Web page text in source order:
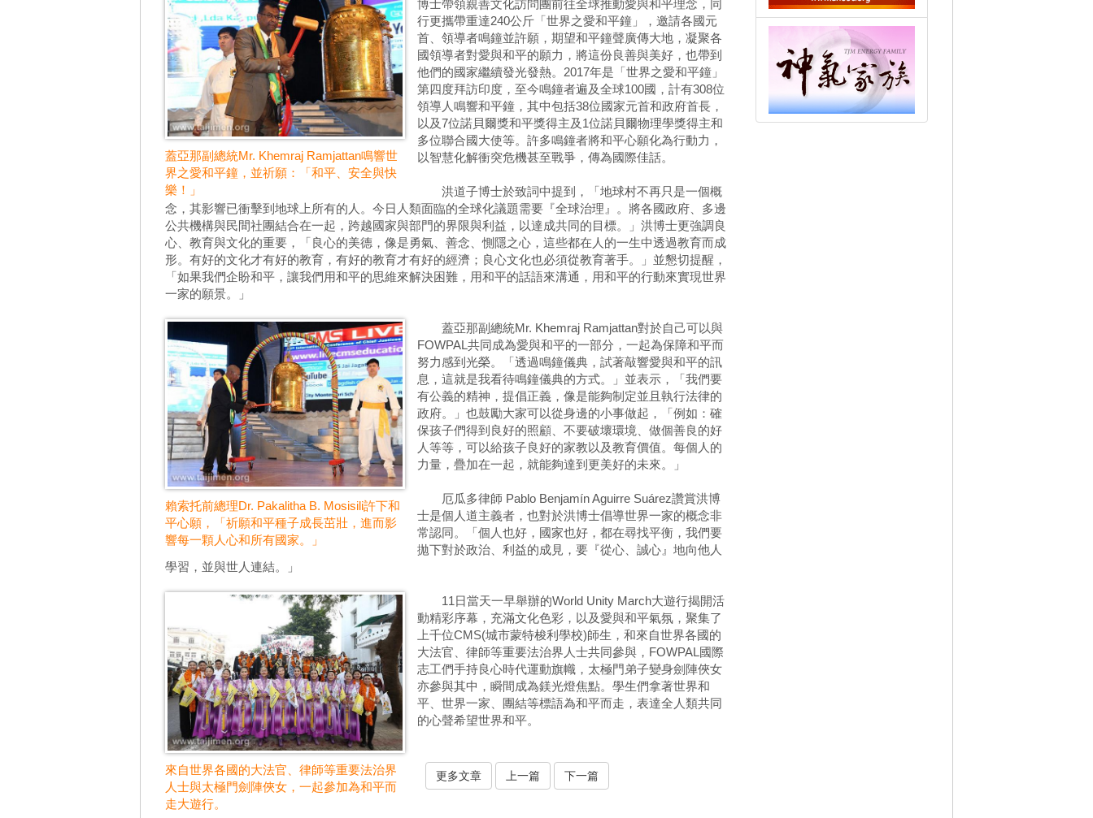
蓋亞那副總統Mr. Khemraj Ramjattan鳴響世
界之愛和平鐘，並祈願：「和平、安全與快
樂！」
博士帶領親善文化訪問團前往全球推動愛與和平理念，同
行更攜帶重達240公斤「世界之愛和平鐘」，邀請各國元
首、領導者鳴鐘並許願，期望和平鐘聲廣傳大地，凝聚各
國領導者對愛與和平的願力，將這份良善與美好，也帶到
他們的國家繼續發光發熱。2017年是「世界之愛和平鐘」
第四度拜訪印度，至今鳴鐘者遍及全球100國，計有308位
領導人鳴響和平鐘，其中包括38位國家元首和政府首長，
以及7位諾貝爾獎和平獎得主及1位諾貝爾物理學獎得主和
多位聯合國大使等。許多鳴鐘者將和平心願化為行動力，
以智慧化解衝突危機甚至戰爭，傳為國際佳話。
洪道子博士於致詞中提到，「地球村不再只是一個概
念，其影響已衝擊到地球上所有的人。今日人類面臨的全球化議題需要『全球治理』。將各國政府、多邊
公共機構與民間社團結合在一起，跨越國家與部門的界限與利益，以達成共同的目標。」洪博士更強調良
心、教育與文化的重要，「良心的美德，像是勇氣、善念、惻隱之心，這些都在人的一生中透過教育而成
形。有好的文化才有好的教育，有好的教育才有好的經濟；良心文化也必須從教育著手。」並懇切提醒，
「如果我們企盼和平，讓我們用和平的思維來解決困難，用和平的話語來溝通，用和平的行動來實現世界
一家的願景。」
賴索托前總理Dr. Pakalitha B. Mosisili許下和
平心願，「祈願和平種子成長茁壯，進而影
響每一顆人心和所有國家。」
蓋亞那副總統Mr. Khemraj Ramjattan對於自己可以與
FOWPAL共同成為愛與和平的一部分，一起為保障和平而
努力感到光榮。「透過鳴鐘儀典，試著敲響愛與和平的訊
息，這就是我看待鳴鐘儀典的方式。」並表示，「我們要
有公義的精神，提倡正義，像是能夠制定並且執行法律的
政府。」也鼓勵大家可以從身邊的小事做起，「例如：確
保孩子們得到良好的照顧、不要破壞環境、做個善良的好
人等等，可以給孩子良好的家教以及教育價值。每個人的
力量，疊加在一起，就能夠達到更美好的未來。」
厄瓜多律師 Pablo Benjamín Aguirre Suárez讚賞洪博
士是個人道主義者，也對於洪博士倡導世界一家的概念非
常認同。「個人也好，國家也好，都在尋找平衡，我們要
拋下對於政治、利益的成見，要『從心、誠心』地向他人
學習，並與世人連結。」
來自世界各國的大法官、律師等重要法治界
人士與太極門劍陣俠女，一起參加為和平而
走大遊行。
11日當天一早舉辦的World Unity March大遊行揭開活
動精彩序幕，充滿文化色彩，以及愛與和平氣氛，聚集了
上千位CMS(城市蒙特梭利學校)師生，和來自世界各國的
大法官、律師等重要法治界人士共同參與，FOWPAL國際
志工們手持良心時代運動旗幟，太極門弟子變身劍陣俠女
亦參與其中，瞬間成為鎂光燈焦點。學生們拿著世界和
平、世界一家、團結等標語為和平而走，表達全人類共同
的心聲希望世界和平。
更多文章 上一篇 下一篇